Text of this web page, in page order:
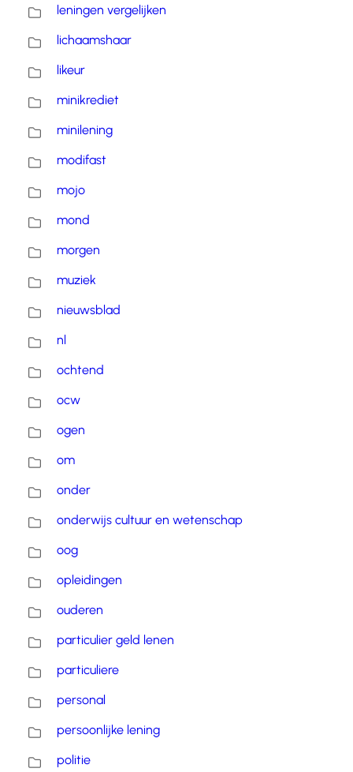
leningen vergelijken
lichaamshaar
likeur
minikrediet
minilening
modifast
mojo
mond
morgen
muziek
nieuwsblad
nl
ochtend
ocw
ogen
om
onder
onderwijs cultuur en wetenschap
oog
opleidingen
ouderen
particulier geld lenen
particuliere
personal
persoonlijke lening
politie